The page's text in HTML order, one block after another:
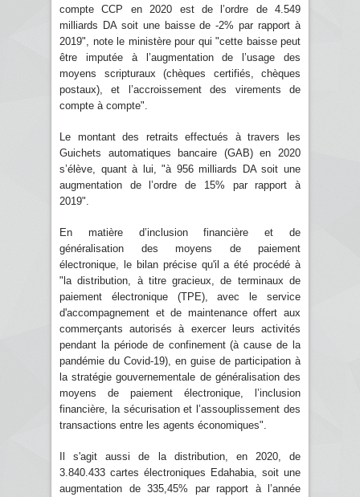
compte CCP en 2020 est de l’ordre de 4.549
milliards DA soit une baisse de -2% par rapport à
2019", note le ministère pour qui "cette baisse peut
être imputée à l’augmentation de l’usage des
moyens scripturaux (chèques certifiés, chèques
postaux), et l’accroissement des virements de
compte à compte".
Le montant des retraits effectués à travers les
Guichets automatiques bancaire (GAB) en 2020
s’élève, quant à lui, "à 956 milliards DA soit une
augmentation de l’ordre de 15% par rapport à
2019".
En matière d’inclusion financière et de
généralisation des moyens de paiement
électronique, le bilan précise qu'il a été procédé à
"la distribution, à titre gracieux, de terminaux de
paiement électronique (TPE), avec le service
d'accompagnement et de maintenance offert aux
commerçants autorisés à exercer leurs activités
pendant la période de confinement (à cause de la
pandémie du Covid-19), en guise de participation à
la stratégie gouvernementale de généralisation des
moyens de paiement électronique, l’inclusion
financière, la sécurisation et l’assouplissement des
transactions entre les agents économiques".
Il s'agit aussi de la distribution, en 2020, de
3.840.433 cartes électroniques Edahabia, soit une
augmentation de 335,45% par rapport à l’année